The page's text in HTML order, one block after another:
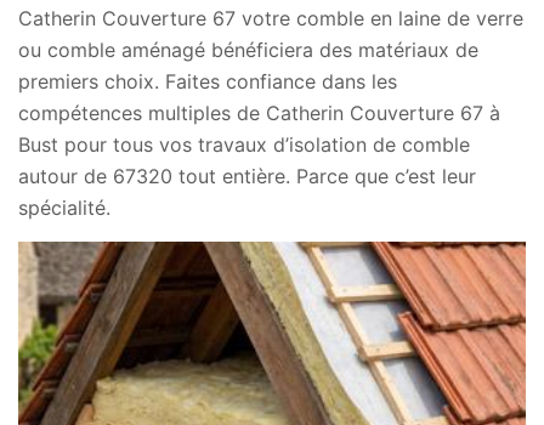
Catherin Couverture 67 votre comble en laine de verre
ou comble aménagé bénéficiera des matériaux de
premiers choix. Faites confiance dans les
compétences multiples de Catherin Couverture 67 à
Bust pour tous vos travaux d’isolation de comble
autour de 67320 tout entière. Parce que c’est leur
spécialité.